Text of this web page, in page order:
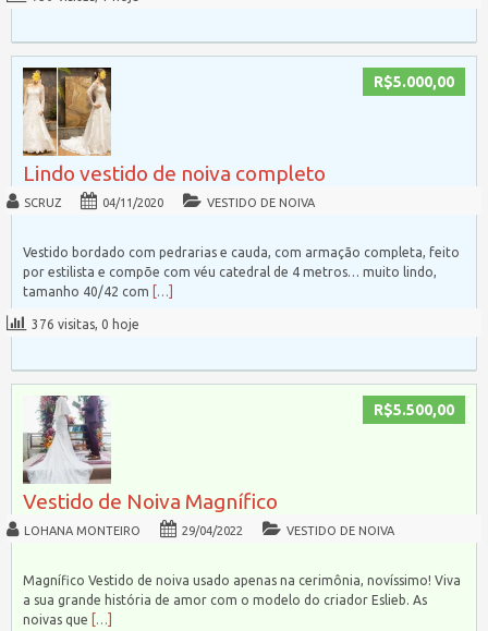
R$5.000,00
Lindo vestido de noiva completo
SCRUZ 04/11/2020 VESTIDO DE NOIVA
Vestido bordado com pedrarias e cauda, com armação completa, feito
por estilista e compõe com véu catedral de 4 metros… muito lindo,
tamanho 40/42 com
[…]
376 visitas, 0 hoje
R$5.500,00
Vestido de Noiva Magnífico
LOHANA MONTEIRO 29/04/2022 VESTIDO DE NOIVA
Magnífico Vestido de noiva usado apenas na cerimônia, novíssimo! Viva
a sua grande história de amor com o modelo do criador Eslieb. As
noivas que
[…]